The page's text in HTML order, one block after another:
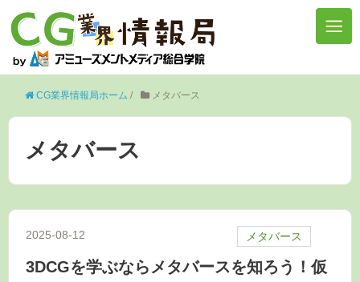
CG業界情報局ホーム / メタバース
メタバース
2025-08-12 メタバース
3DCGを学ぶならメタバースを知ろう！仮